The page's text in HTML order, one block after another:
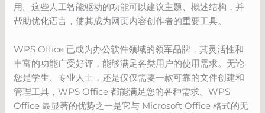
用。这些人工智能驱动的功能可以建议主题、概述结构，并
帮助优化语言，使其成为网页内容创作者的重要工具。
WPS Office 已成为办公软件领域的领军品牌，其灵活性和
丰富的功能广受好评，能够满足各类用户的使用需求。无论
您是学生、专业人士，还是仅仅需要一款可靠的文件创建和
管理工具，WPS Office 都能满足您的各种需求。WPS
Office 最显著的优势之一是它与 Microsoft Office 格式的无